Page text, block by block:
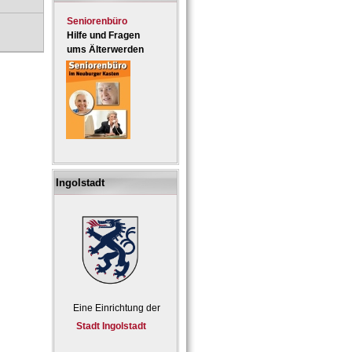
Seniorenbüro
Hilfe und Fragen
ums Älterwerden
Ingolstadt
Eine Einrichtung der
Stadt Ingolstadt